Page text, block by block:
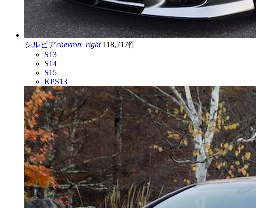
シルビアchevron_right 118,717件
S13
S14
S15
KPS13